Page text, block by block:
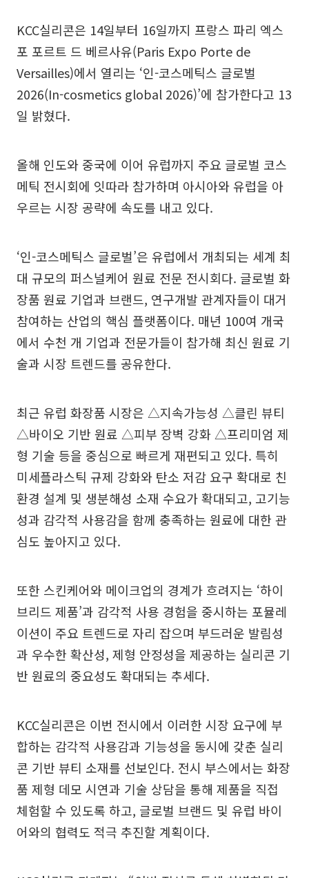
KCC실리콘은 14일부터 16일까지 프랑스 파리 엑스
포 포르트 드 베르사유(Paris Expo Porte de
Versailles)에서 열리는 ‘인-코스메틱스 글로벌
2026(In-cosmetics global 2026)’에 참가한다고 13
일 밝혔다.
올해 인도와 중국에 이어 유럽까지 주요 글로벌 코스
메틱 전시회에 잇따라 참가하며 아시아와 유럽을 아
우르는 시장 공략에 속도를 내고 있다.
‘인-코스메틱스 글로벌’은 유럽에서 개최되는 세계 최
대 규모의 퍼스널케어 원료 전문 전시회다. 글로벌 화
장품 원료 기업과 브랜드, 연구개발 관계자들이 대거
참여하는 산업의 핵심 플랫폼이다. 매년 100여 개국
에서 수천 개 기업과 전문가들이 참가해 최신 원료 기
술과 시장 트렌드를 공유한다.
최근 유럽 화장품 시장은 △지속가능성 △클린 뷰티
△바이오 기반 원료 △피부 장벽 강화 △프리미엄 제
형 기술 등을 중심으로 빠르게 재편되고 있다. 특히
미세플라스틱 규제 강화와 탄소 저감 요구 확대로 친
환경 설계 및 생분해성 소재 수요가 확대되고, 고기능
성과 감각적 사용감을 함께 충족하는 원료에 대한 관
심도 높아지고 있다.
또한 스킨케어와 메이크업의 경계가 흐려지는 ‘하이
브리드 제품’과 감각적 사용 경험을 중시하는 포뮬레
이션이 주요 트렌드로 자리 잡으며 부드러운 발림성
과 우수한 확산성, 제형 안정성을 제공하는 실리콘 기
반 원료의 중요성도 확대되는 추세다.
KCC실리콘은 이번 전시에서 이러한 시장 요구에 부
합하는 감각적 사용감과 기능성을 동시에 갖춘 실리
콘 기반 뷰티 소재를 선보인다. 전시 부스에서는 화장
품 제형 데모 시연과 기술 상담을 통해 제품을 직접
체험할 수 있도록 하고, 글로벌 브랜드 및 유럽 바이
어와의 협력도 적극 추진할 계획이다.